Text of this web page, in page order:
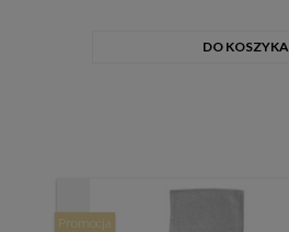
DO KOSZYKA
Promocja